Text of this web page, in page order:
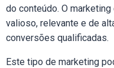
do conteúdo. O
valioso, relevante e de
conversões qualificadas.
Este tipo de marketing